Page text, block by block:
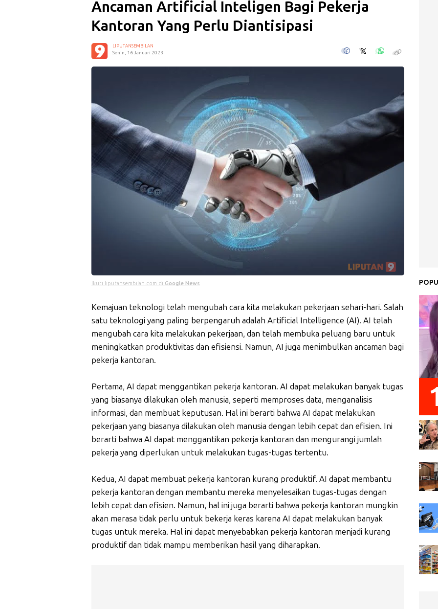
Ancaman Artificial Inteligen Bagi Pekerja
Kantoran Yang Perlu Diantisipasi
LIPUTANSEMBILAN
Senin, 16 Januari 2023
Ikuti liputansembilan.com di Google News
Kemajuan teknologi telah mengubah cara kita melakukan pekerjaan sehari-hari. Salah
satu teknologi yang paling berpengaruh adalah Artificial Intelligence (AI). AI telah
mengubah cara kita melakukan pekerjaan, dan telah membuka peluang baru untuk
meningkatkan produktivitas dan efisiensi. Namun, AI juga menimbulkan ancaman bagi
pekerja kantoran.
Pertama, AI dapat menggantikan pekerja kantoran. AI dapat melakukan banyak tugas
yang biasanya dilakukan oleh manusia, seperti memproses data, menganalisis
informasi, dan membuat keputusan. Hal ini berarti bahwa AI dapat melakukan
pekerjaan yang biasanya dilakukan oleh manusia dengan lebih cepat dan efisien. Ini
berarti bahwa AI dapat menggantikan pekerja kantoran dan mengurangi jumlah
pekerja yang diperlukan untuk melakukan tugas-tugas tertentu.
Kedua, AI dapat membuat pekerja kantoran kurang produktif. AI dapat membantu
pekerja kantoran dengan membantu mereka menyelesaikan tugas-tugas dengan
lebih cepat dan efisien. Namun, hal ini juga berarti bahwa pekerja kantoran mungkin
akan merasa tidak perlu untuk bekerja keras karena AI dapat melakukan banyak
tugas untuk mereka. Hal ini dapat menyebabkan pekerja kantoran menjadi kurang
produktif dan tidak mampu memberikan hasil yang diharapkan.